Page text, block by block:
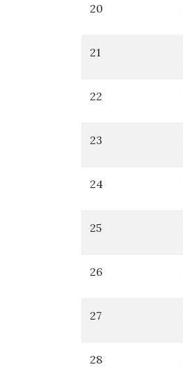
20
21
22
23
24
25
26
27
28